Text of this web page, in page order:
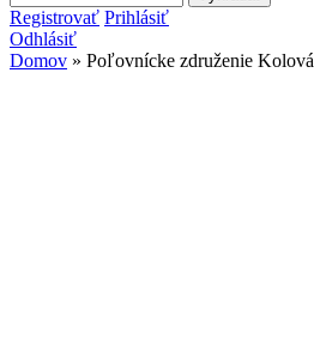
Vyhľadávanie
Registrovať Prihlásiť
Odhlásiť
Domov » Poľovnícke združenie Kolová